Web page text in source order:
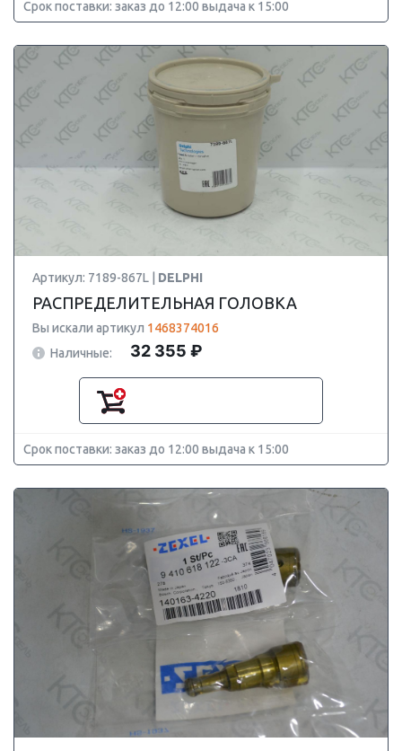
Срок поставки: заказ до 12:00 выдача к 15:00
Артикул: 7189-867L | DELPHI
РАСПРЕДЕЛИТЕЛЬНАЯ ГОЛОВКА
Вы искали артикул 1468374016
Наличные:
32 355 ₽
Срок поставки: заказ до 12:00 выдача к 15:00